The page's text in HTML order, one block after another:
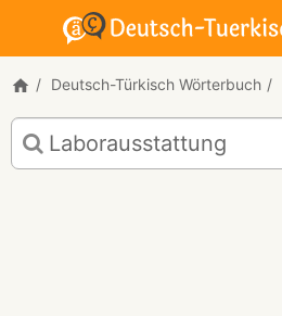
Deutsch-Türkisch Wörterbuch
Deutsch-
Türkisch
Übersetzung